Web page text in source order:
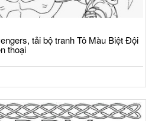
tải bộ tranh Tô Màu Biệt Đội
thoại